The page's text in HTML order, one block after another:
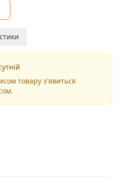
товару з'явиться